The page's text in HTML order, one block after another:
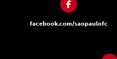
facebook.com/saopaulofc